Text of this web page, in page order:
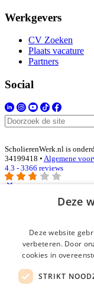
Werkgevers
CV Zoeken
Plaats vacature
Partners
Social
ScholierenWerk.nl is
34199418 • Algemene
4.3 - 3366 reviews
E-mail*
Wachtwoord
login gegevens
Deze
Deze website
verbeteren. Door
cookies in
STRIKT